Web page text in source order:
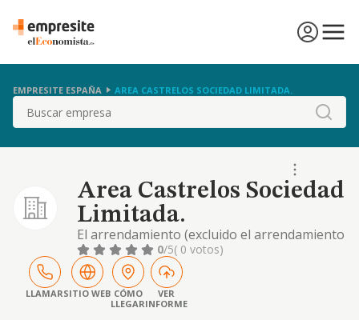
EMPRESITE ESPAÑA AREA CASTRELOS SOCIEDAD LIMITADA.
Buscar
Area Castrelos Sociedad
Limitada.
El arrendamiento (excluido el arrendamiento
financiero), tenencia, disfrute,
administración, gestión, explotación,
compraventa, y/o enajenación de toda clase
de inmuebles, fincas, solares, edificios, pisos,
locales, garajes, naves industriales,
0/5( 0 votos)
LLAMARSITIO WEB CÓMO
LLEGAR
VER
INFORME